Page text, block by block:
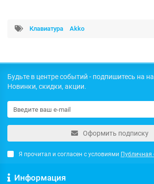
Клавиатура Akko
Будьте в центре событий - подпишитесь на
Новинки, скидки, акции.
Оформить подписку
Я прочитал и согласен с условиями Публичная
Информация